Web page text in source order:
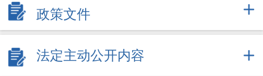
政策文件
法定主动公开内容